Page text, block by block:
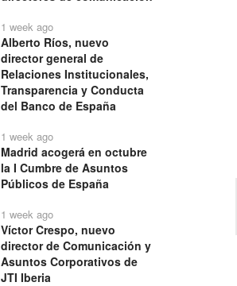
1 week ago
Alberto Ríos, nuevo
director general de
Relaciones Institucionales,
Transparencia y Conducta
del Banco de España
1 week ago
Madrid acogerá en octubre
la I Cumbre de Asuntos
Públicos de España
1 week ago
Víctor Crespo, nuevo
director de Comunicación y
Asuntos Corporativos de
JTI Iberia